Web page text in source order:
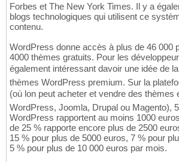
Forbes et The New York Times. Il y a
blogs technologiques qui utilisent ce
contenu.
WordPress donne accès à plus de 46 000
4000 thèmes gratuits. Pour les
également intéressant davoir une idée de
thèmes WordPress premium. Sur la
(où lon peut acheter et vendre des thèmes
WordPress, Joomla, Drupal ou Magento),
WordPress rapportent au moins 1000
de 25 % rapporte encore plus de 2500
15 % pour plus de 5000 euros, 7 % pour
5 % pour plus de 10 000 euros par mois.